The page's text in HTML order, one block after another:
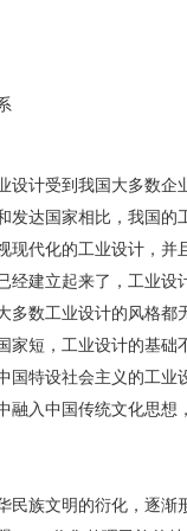
受到我国大多数企
达国家相比，我国的
现代化的工业设计，
建立起来了，工业设
多数工业设计的风格
家短，工业设计的基
国特设社会主义的工
融入中国传统文化思
文明的衍化，逐渐